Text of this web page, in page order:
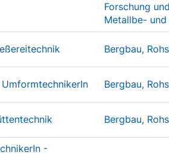
Forschung
Metallbe-
Bergbau,
Bergbau,
Bergbau,
-